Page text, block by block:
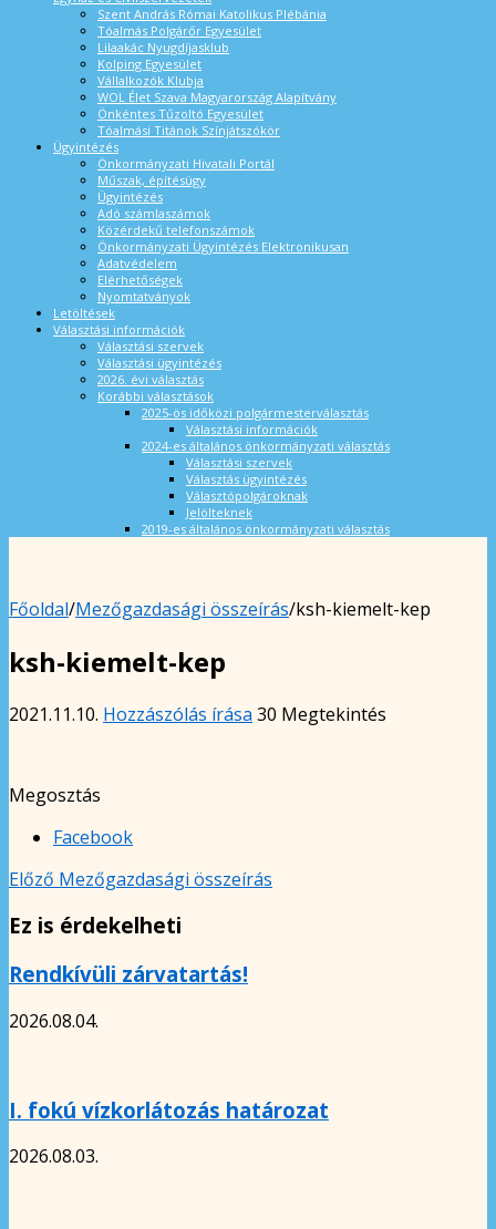
Szent András Római Katolikus Plébánia
Tóalmás Polgárőr Egyesület
Lilaakác Nyugdíjasklub
Kolping Egyesület
Vállalkozók Klubja
WOL Élet Szava Magyarország Alapítvány
Önkéntes Tűzoltó Egyesület
Tóalmási Titánok Színjátszókör
Ügyintézés
Önkormányzati Hivatali Portál
Műszak, építésügy
Ügyintézés
Adó számlaszámok
Közérdekű telefonszámok
Önkormányzati Ügyintézés Elektronikusan
Adatvédelem
Elérhetőségek
Nyomtatványok
Letöltések
Választási információk
Választási szervek
Választási ügyintézés
2026. évi választás
Korábbi választások
2025-ös időközi polgármesterválasztás
Választási információk
2024-es általános önkormányzati választás
Választási szervek
Választás ügyintézés
Választópolgároknak
Jelölteknek
2019-es általános önkormányzati választás
Főoldal/Mezőgazdasági összeírás/ksh-kiemelt-kep
ksh-kiemelt-kep
2021.11.10. Hozzászólás írása 30 Megtekintés
Megosztás
Facebook
Előző Mezőgazdasági összeírás
Ez is érdekelheti
Rendkívüli zárvatartás!
2026.08.04.
I. fokú vízkorlátozás határozat
2026.08.03.